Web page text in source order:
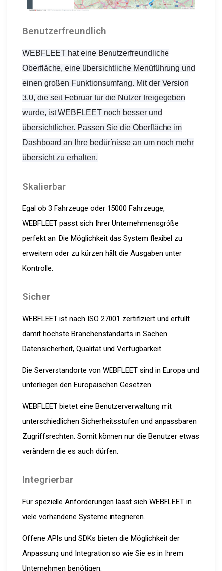
Benutzerfreundlich
WEBFLEET hat eine Benutzerfreundliche
Oberfläche, eine übersichtliche Menüführung und
einen großen Funktionsumfang. Mit der Version
3.0, die seit Februar für die Nutzer freigegeben
wurde, ist WEBFLEET noch besser und
übersichtlicher. Passen Sie die Oberfläche im
Dashboard an Ihre bedürfnisse an um noch mehr
übersicht zu erhalten.
Skalierbar
Egal ob 3 Fahrzeuge oder 15000 Fahrzeuge,
WEBFLEET passt sich Ihrer Unternehmensgröße
perfekt an. Die Möglichkeit das System flexibel zu
erweitern oder zu kürzen hält die Ausgaben unter
Kontrolle.
Sicher
WEBFLEET ist nach ISO 27001 zertifiziert und erfüllt
damit höchste Branchenstandarts in Sachen
Datensicherheit, Qualität und Verfügbarkeit.
Die Serverstandorte von WEBFLEET sind in Europa und
unterliegen den Europäischen Gesetzen.
WEBFLEET bietet eine Benutzerverwaltung mit
unterschiedlichen Sicherheitsstufen und anpassbaren
Zugriffsrechten. Somit können nur die Benutzer etwas
verändern die es auch dürfen.
Integrierbar
Für spezielle Anforderungen lässt sich WEBFLEET in
viele vorhandene Systeme integrieren.
Offene APIs und SDKs bieten die Möglichkeit der
Anpassung und Integration so wie Sie es in Ihrem
Unternehmen benötigen.